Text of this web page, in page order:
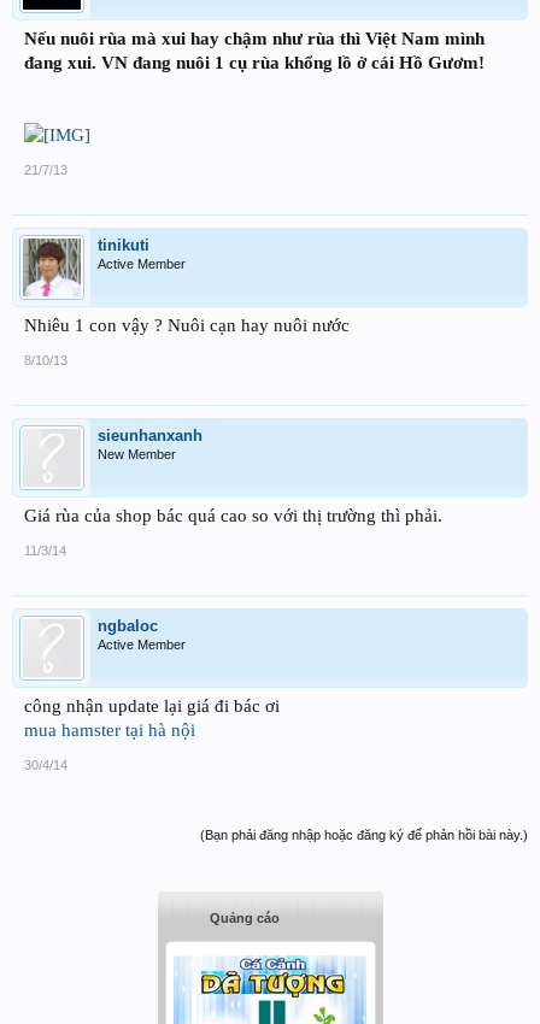
Nếu nuôi rùa mà xui hay chậm như rùa thì Việt Nam mình
đang xui. VN đang nuôi 1 cụ rùa khổng lồ ở cái Hồ Gươm!
21/7/13
tinikuti
Active Member
Nhiêu 1 con vậy ? Nuôi cạn hay nuôi nước
8/10/13
sieunhanxanh
New Member
Giá rùa của shop bác quá cao so với thị trường thì phải.
11/3/14
ngbaloc
Active Member
công nhận update lại giá đi bác ơi
mua hamster tại hà nội
30/4/14
(Bạn phải đăng nhập hoặc đăng ký để phản hồi bài này.)
Quảng cáo